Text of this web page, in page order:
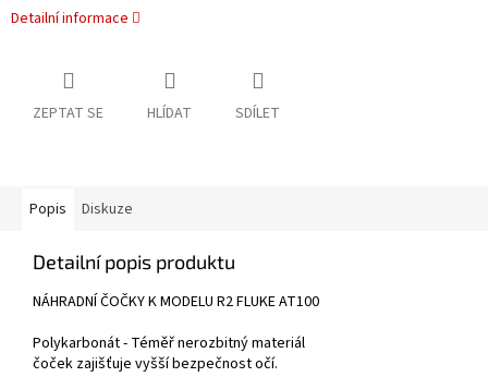
Detailní informace
ZEPTAT SE HLÍDAT SDÍLET
Popis Diskuze
Detailní popis produktu
NÁHRADNÍ ČOČKY K MODELU R2 FLUKE AT100
Polykarbonát - Téměř nerozbitný materiál
čoček zajišťuje vyšší bezpečnost očí.